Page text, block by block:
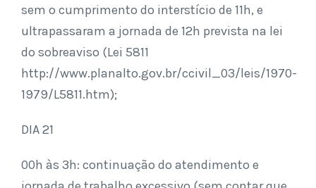
sem o cumprimento do interstício de 11h, e
ultrapassaram a jornada de 12h prevista na lei
do sobreaviso (Lei 5811
http://www.planalto.gov.br/ccivil_03/leis/1970-
1979/L5811.htm);
DIA 21
00h às 3h: continuação do atendimento e